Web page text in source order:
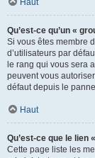
Haut
Qu’est-ce qu’un «
Si vous êtes membre
d’utilisateurs par
le rang qui vous sera
peuvent vous
défaut depuis le
Haut
Qu’est-ce que le lien
Cette page liste les